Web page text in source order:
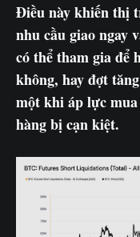
Điều này khiến thị
nhu cầu giao ngay
có thể tham gia để
không, hay đợt
một khi áp lực
hàng bị cạn kiệt.